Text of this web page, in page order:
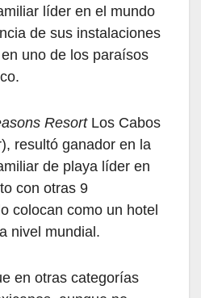
líder en el mundo
de sus instalaciones
uno de los paraísos
ResortLos Cabos
resultó ganador en la
de playa líder en
con otras 9
colocan como un hotel
nivel mundial.
en otras categorías